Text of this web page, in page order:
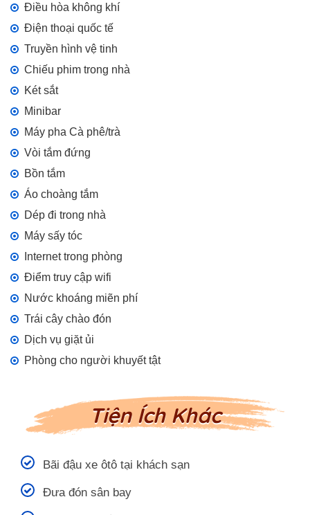
Điều hòa không khí
Điện thoại quốc tế
Truyền hình vệ tinh
Chiếu phim trong nhà
Két sắt
Minibar
Máy pha Cà phê/trà
Vòi tắm đứng
Bồn tắm
Áo choàng tắm
Dép đi trong nhà
Máy sấy tóc
Internet trong phòng
Điểm truy cập wifi
Nước khoáng miẽn phí
Trái cây chào đón
Dịch vụ giặt ủi
Phòng cho người khuyết tật
Tiện Ích Khác
Bãi đậu xe ôtô tại khách sạn
Đưa đón sân bay